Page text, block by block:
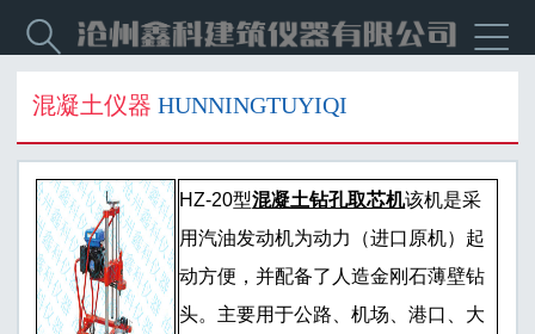


混凝土仪器 HUNNINGTUYIQI
HZ-20型混凝土钻孔取芯机该机是采
用汽油发动机为动力（进口原机）起
动方便，并配备了人造金刚石薄壁钻
头。主要用于公路、机场、港口、大